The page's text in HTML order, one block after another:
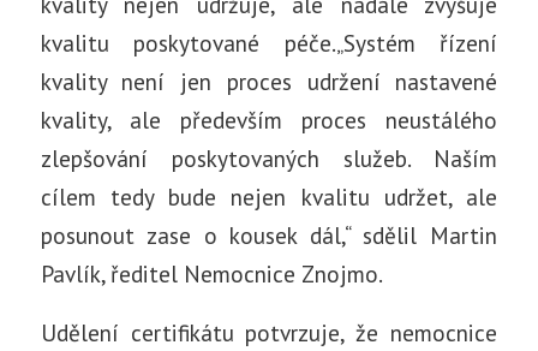
kvalitu poskytované péče.„Systém řízení
kvality není jen proces udržení nastavené
kvality, ale především proces neustálého
zlepšování poskytovaných služeb. Naším
cílem tedy bude nejen kvalitu udržet, ale
posunout zase o kousek dál,“ sdělil Martin
Pavlík, ředitel Nemocnice Znojmo.
Udělení certifikátu potvrzuje, že nemocnice